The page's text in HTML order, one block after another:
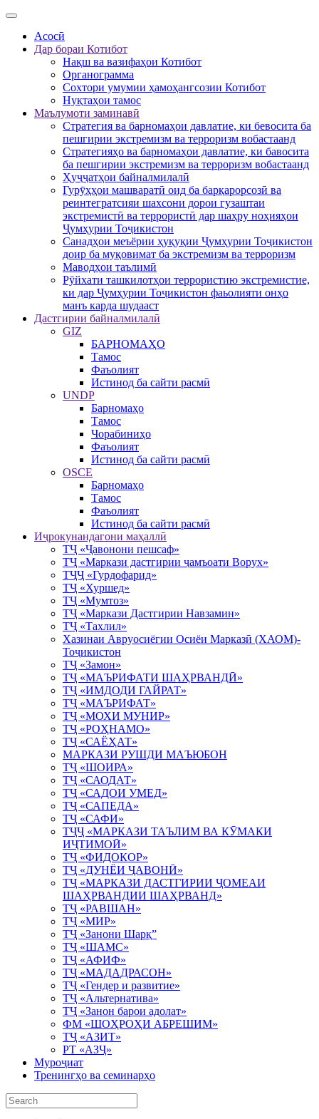
Асосӣ
Дар бораи Котибот
Нақш ва вазифаҳои Котибот
Органограмма
Сохтори умумии ҳамоҳангсозии Котибот
Нуқтаҳои тамос
Маълумоти заминавӣ
Стратегия ва барномаҳои давлатие, ки бевосита ба
пешгирии экстремизм ва терроризм вобастаанд
Стратегияҳо ва барномаҳои давлатие, ки бавосита
ба пешгирии экстремизм ва терроризм вобастаанд
Ҳуҷҷатҳои байналмилалӣ
Гурӯҳҳои машваратӣ оид ба барқарорсозӣ ва
реинтегратсияи шахсони дорои гузаштаи
экстремистӣ ва террористӣ дар шаҳру ноҳияҳои
Ҷумҳурии Тоҷикистон
Санадҳои меъёрии ҳуқуқии Ҷумҳурии Тоҷикистон
доир ба муқовимат ба экстремизм ва терроризм
Маводҳои таълимӣ
Рӯйхати ташкилотҳои террористию экстремистие,
ки дар Ҷумҳурии Тоҷикистон фаьолияти онҳо
манъ карда шудааст
Дастгирии байналмилалӣ
GIZ
БАРНОМАҲО
Тамос
Фаъолият
Истинод ба сайти расмӣ
UNDP
Барномаҳо
Тамос
Чорабиниҳо
Фаъолият
Истинод ба сайти расмӣ
OSCE
Барномаҳо
Тамос
Фаъолият
Истинод ба сайти расмӣ
Иҷрокунандагони маҳаллӣ
ТҶ «Ҷавонони пешсаф»
ТҶ «Маркази дастгирии ҷамъоати Ворух»
ТҶҶ «Гурдофарид»
ТҶ «Хуршед»
ТҶ «Мумтоз»
ТҶ «Маркази Дастгирии Навзамин»
ТҶ «Тахлил»
Хазинаи Авруосиёгии Осиёи Марказӣ (ХАОМ)-
Тоҷикистон
ТҶ «Замон»
ТҶ «МАЪРИФАТИ ШАҲРВАНДӢ»
ТҶ «ИМДОДИ ГАЙРАТ»
ТҶ «МАЪРИФАТ»
ТҶ «МОХИ МУНИР»
ТҶ «РОҲНАМО»
ТҶ «САЁҲАТ»
МАРКАЗИ РУШДИ МАЪЮБОН
ТҶ «ШОИРА»
ТҶ «САОДАТ»
ТҶ «САДОИ УМЕД»
ТҶ «САПЕДА»
ТҶ «САФИ»
ТҶҶ «МАРКАЗИ ТАЪЛИМ ВА КӮМАКИ
ИҶТИМОӢ»
ТҶ «ФИДОКОР»
ТҶ «ДУНЁИ ҶАВОНӢ»
ТҶ «МАРКАЗИ ДАСТГИРИИ ҶОМЕАИ
ШАҲРВАНДИИ ШАҲРВАНД»
ТҶ «РАВШАН»
ТҶ «МИР»
ТҶ «Занони Шарқ”
ТҶ «ШАМС»
ТҶ «АФИФ»
ТҶ «МАДАДРАСОН»
ТҶ «Гендер и развитие»
ТҶ «Альтернатива»
ТҶ «Занон барои адолат»
ФМ «ШОҲРОҲИ АБРЕШИМ»
ТҶ «АЗИТ»
РТ «АЗҶ»
Муроҷиат
Тренингҳо ва семинарҳо